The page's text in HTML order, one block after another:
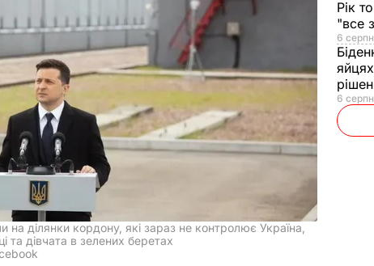
ділянки кордону, які зараз не контролює Україна,
та дівчата в зелених беретах
Рік
"все
6
6